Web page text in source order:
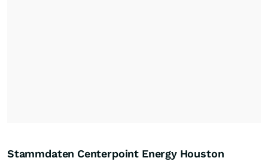
Stammdaten Centerpoint Energy Houston